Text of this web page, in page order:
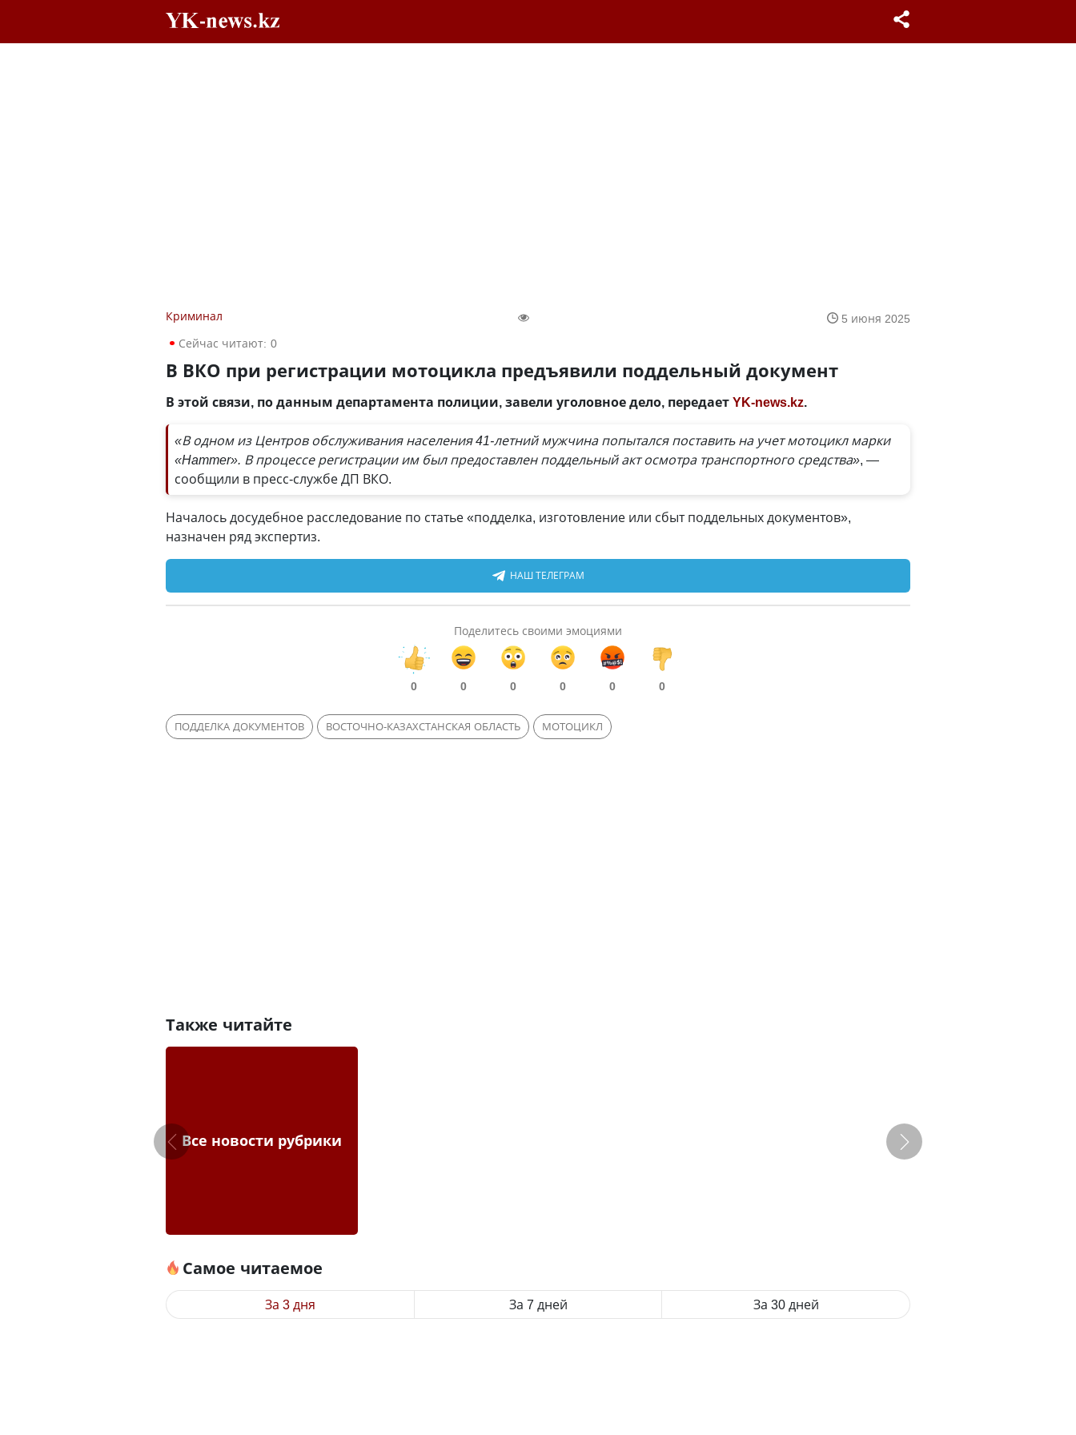
Криминал
5 июня 2025
Сейчас читают: 0
В ВКО при регистрации мотоцикла предъявили поддельный документ
В этой связи, по данным департамента полиции, завели уголовное дело, передаетYK-news.kz.
«В одном из Центров обслуживания населения 41-летний мужчина попытался поставить на учет мотоцикл марки
«Hammer». В процессе регистрации им был предоставлен поддельный акт осмотра транспортного средства», —
сообщили в пресс-службе ДП ВКО.
Началось досудебное расследование по статье «подделка, изготовление или сбыт поддельных документов»,
назначен ряд экспертиз.
НАШ ТЕЛЕГРАМ
Поделитесь своими эмоциями
0 0 0 0 0 0
ПОДДЕЛКА ДОКУМЕНТОВ ВОСТОЧНО-КАЗАХСТАНСКАЯ ОБЛАСТЬ МОТОЦИКЛ
Также читайте
Все новости рубрики
Самое читаемое
За 3 дня За 7 дней За 30 дней